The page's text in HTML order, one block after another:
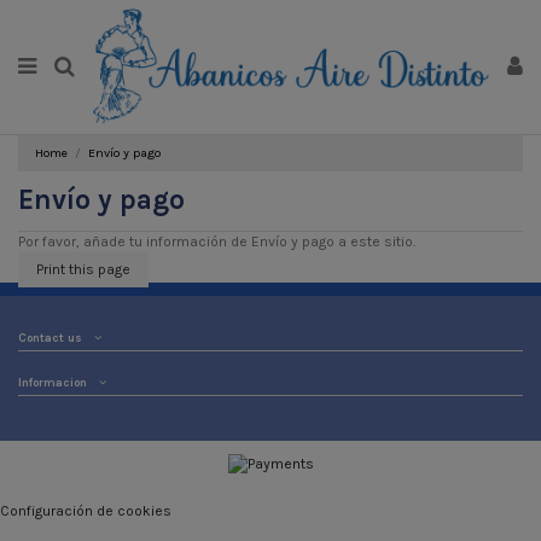
Home Envío y pago
Envío y pago
Por favor, añade tu información de Envío y pago a este sitio.
Contact us
Informacion
Configuración de cookies